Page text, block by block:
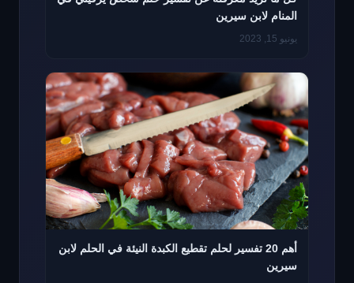
المنام لابن سيرين
يونيو 15, 2023
أهم 20 تفسير لحلم تقطيع الكبدة النيئة في الحلم لابن
سيرين